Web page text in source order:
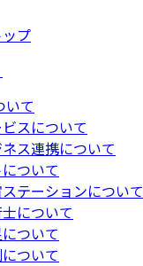
プ
いて
スについて
ス連携について
ついて
テーションについて
について
ついて
ついて